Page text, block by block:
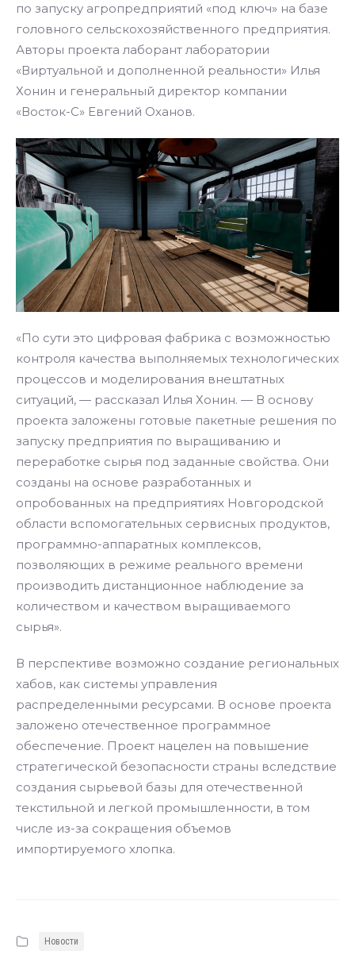
по запуску агропредприятий «под ключ» на базе
головного сельскохозяйственного предприятия.
Авторы проекта лаборант лаборатории
«Виртуальной и дополненной реальности» Илья
Хонин и генеральный директор компании
«Восток-С» Евгений Оханов.
«По сути это цифровая фабрика с возможностью
контроля качества выполняемых технологических
процессов и моделирования внештатных
ситуаций, — рассказал Илья Хонин. — В основу
проекта заложены готовые пакетные решения по
запуску предприятия по выращиванию и
переработке сырья под заданные свойства. Они
созданы на основе разработанных и
опробованных на предприятиях Новгородской
области вспомогательных сервисных продуктов,
программно-аппаратных комплексов,
позволяющих в режиме реального времени
производить дистанционное наблюдение за
количеством и качеством выращиваемого
сырья».
В перспективе возможно создание региональных
хабов, как системы управления
распределенными ресурсами. В основе проекта
заложено отечественное программное
обеспечение. Проект нацелен на повышение
стратегической безопасности страны вследствие
создания сырьевой базы для отечественной
текстильной и легкой промышленности, в том
числе из-за сокращения объемов
импортируемого хлопка.
Новости